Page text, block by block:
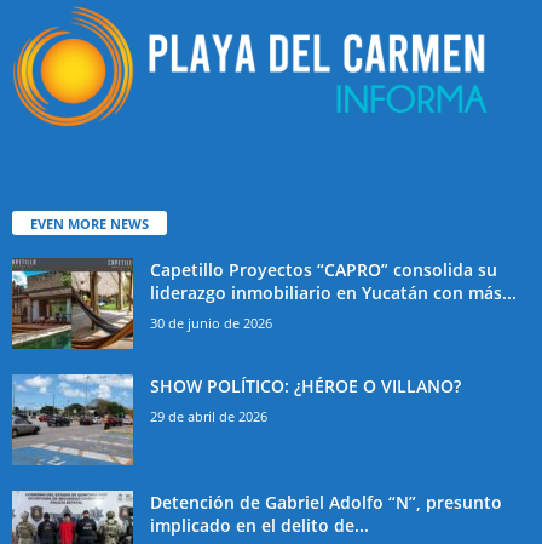
EVEN MORE NEWS
Capetillo Proyectos “CAPRO” consolida su
liderazgo inmobiliario en Yucatán con más...
30 de junio de 2026
SHOW POLÍTICO: ¿HÉROE O VILLANO?
29 de abril de 2026
Detención de Gabriel Adolfo “N”, presunto
implicado en el delito de...